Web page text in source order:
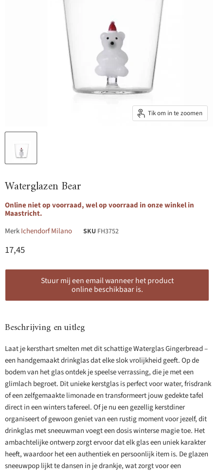
Tik om in te zoomen
Waterglazen Bear
Online niet op voorraad, wel op voorraad in onze winkel in
Maastricht.
MerkIchendorf Milano SKU FH3752
Huidige prijs
17,45
Stuur mij een email wanneer het product
online beschikbaar is.
Beschrijving en uitleg
Laat je kersthart smelten met dit schattige Waterglas Gingerbread –
een handgemaakt drinkglas dat elke slok vrolijkheid geeft. Op de
bodem van het glas ontdek je speelse verrassing, die je met een
glimlach begroet. Dit unieke kerstglas is perfect voor water, frisdrank
of een zelfgemaakte limonade en transformeert jouw gedekte tafel
direct in een winters tafereel. Of je nu een gezellig kerstdiner
organiseert of gewoon geniet van een rustig moment voor jezelf, dit
drinkglas met sneeuwman voegt een dosis winterse magie toe. Het
ambachtelijke ontwerp zorgt ervoor dat elk glas een uniek karakter
heeft, waardoor het een authentiek en persoonlijk item is. De glazen
sneeuwpop lijkt te dansen in je drankje, wat zorgt voor een